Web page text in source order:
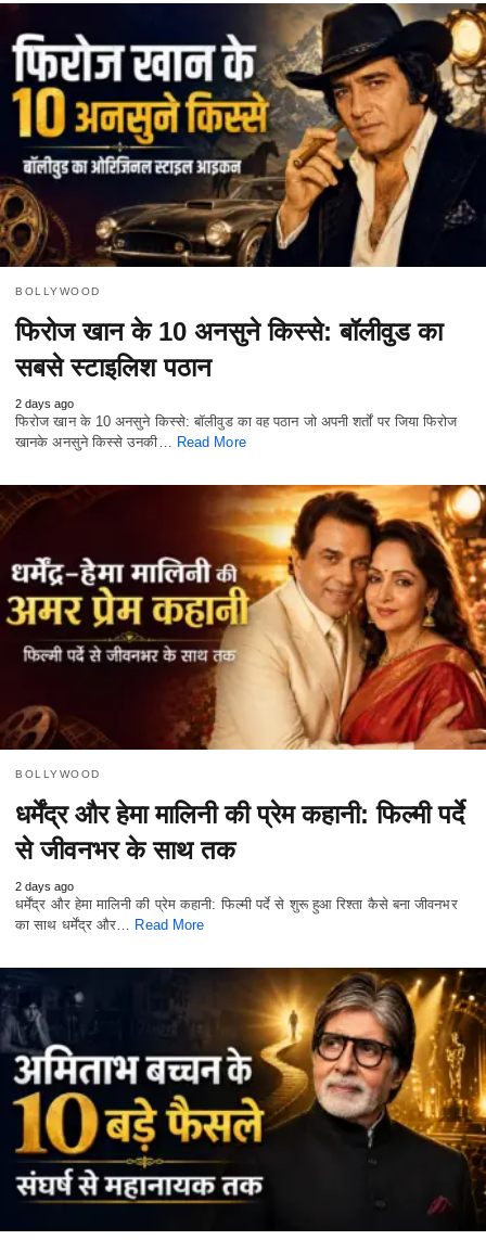
BOLLYWOOD
फिरोज खान के 10 अनसुने किस्से: बॉलीवुड का
सबसे स्टाइलिश पठान
2 days ago
फिरोज खान के 10 अनसुने किस्से: बॉलीवुड का वह पठान जो अपनी शर्तों पर जिया फिरोज
खानके अनसुने किस्से उनकी… Read More
BOLLYWOOD
धर्मेंद्र और हेमा मालिनी की प्रेम कहानी: फिल्मी पर्दे
से जीवनभर के साथ तक
2 days ago
धर्मेंद्र और हेमा मालिनी की प्रेम कहानी: फिल्मी पर्दे से शुरू हुआ रिश्ता कैसे बना जीवनभर
का साथ धर्मेंद्र और… Read More